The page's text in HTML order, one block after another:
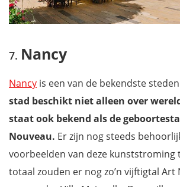
Nancy
Nancy is een van de bekendste
stad beschikt niet alleen over
staat ook bekend als de
Nouveau. Er zijn nog steeds
voorbeelden van deze kunststroming
totaal zouden er nog zo’n vijftigtal Art